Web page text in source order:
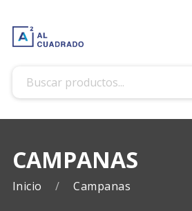
CAMPANAS
Inicio Campanas